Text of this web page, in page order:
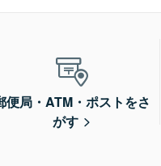
便局・ATM・ポストをさ
がす